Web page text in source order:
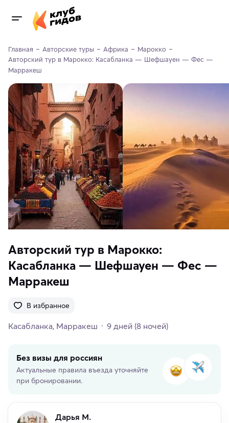
Главная Авторские туры Африка
Марокко
Авторский тур в Марокко: Касабланка — Шефшауен — Фес —
Марракеш
Авторский тур в Марокко:
Касабланка — Шефшауен — Фес —
Марракеш
В избранное
Касабланка Марракеш 9 дней (8 ночей)
Без визы для россиян
Актуальные правила въезда уточняйте
при бронировании.
Дарья М.